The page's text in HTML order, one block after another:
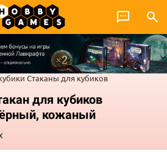
Стаканы для кубиков
для кубиков
кожаный